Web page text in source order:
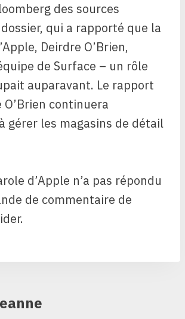
des sources
qui a rapporté que la
Deirdre O’Brien,
de Surface – un rôle
auparavant. Le rapport
continuera
gérer les magasins de détail
d’Apple n’a pas répondu
de commentaire de